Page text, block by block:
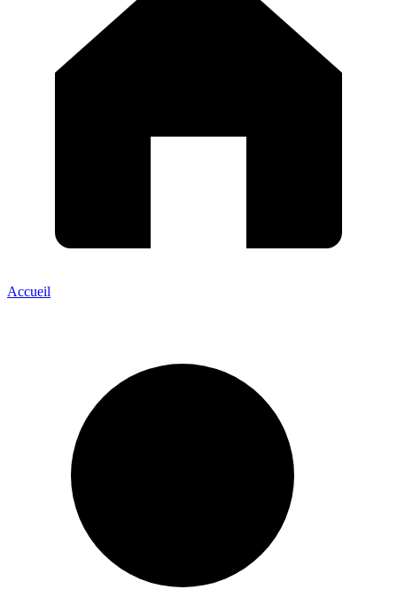
Accueil